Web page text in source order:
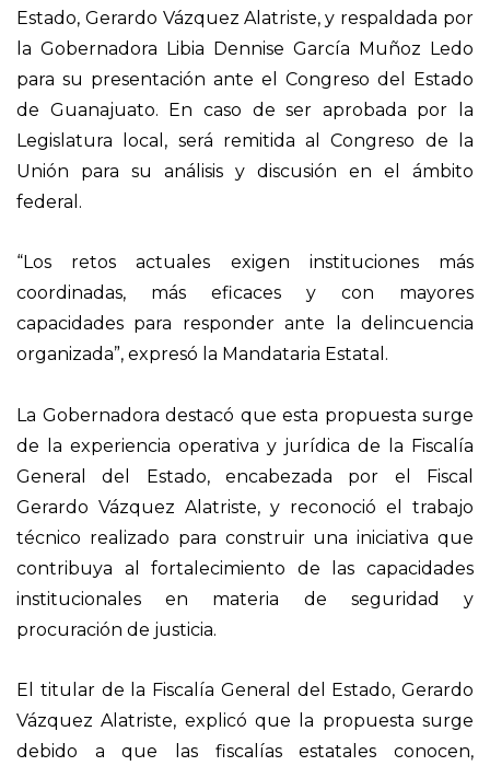
Estado, Gerardo Vázquez Alatriste, y respaldada por
la Gobernadora Libia Dennise García Muñoz Ledo
para su presentación ante el Congreso del Estado
de Guanajuato. En caso de ser aprobada por la
Legislatura local, será remitida al Congreso de la
Unión para su análisis y discusión en el ámbito
federal.
“Los retos actuales exigen instituciones más
coordinadas, más eficaces y con mayores
capacidades para responder ante la delincuencia
organizada”, expresó la Mandataria Estatal.
La Gobernadora destacó que esta propuesta surge
de la experiencia operativa y jurídica de la Fiscalía
General del Estado, encabezada por el Fiscal
Gerardo Vázquez Alatriste, y reconoció el trabajo
técnico realizado para construir una iniciativa que
contribuya al fortalecimiento de las capacidades
institucionales en materia de seguridad y
procuración de justicia.
El titular de la Fiscalía General del Estado, Gerardo
Vázquez Alatriste, explicó que la propuesta surge
debido a que las fiscalías estatales conocen,